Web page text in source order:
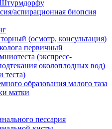
аспирационная биопсия
(осмотр, консультация)
первичный
(экспресс-
околоплодных вод)
теста)
образования малого таза
матки
пессария